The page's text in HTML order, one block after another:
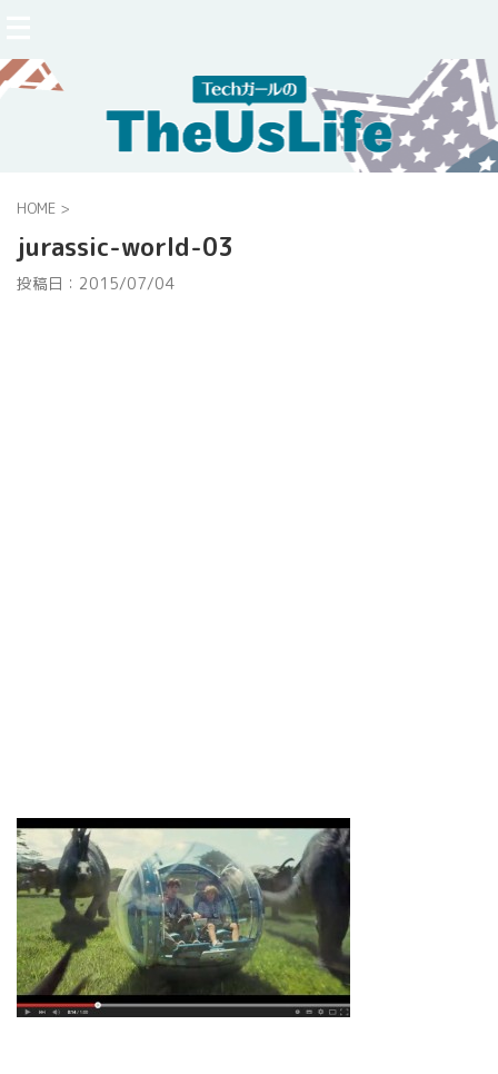
HOME >
jurassic-world-03
投稿日： 2015/07/04